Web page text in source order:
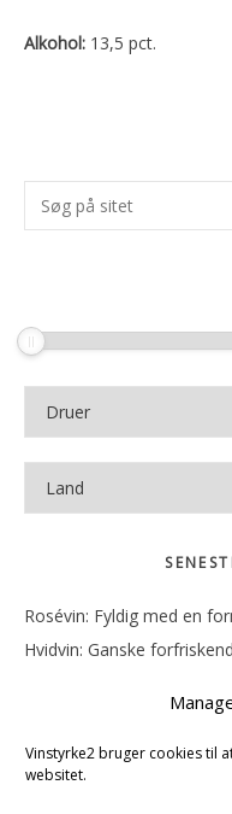
Vinstyrke2 bruger cookies til
websitet.
Alkohol: 13,5 pct.
Primær
Sidebar
Søg
på
Rosévin: Fyldig med en
Hvidvin: Ganske
Hvidvin: Smørfedme og
Rosévin: Blød, rund og